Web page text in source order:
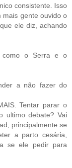
consistente. Isso
mais gente ouvido o
ele diz, achando
como o Serra e o
a não fazer do
Tentar parar o
ultimo debate? Vai
principalmente se
a parto cesária,
se ele pedir para